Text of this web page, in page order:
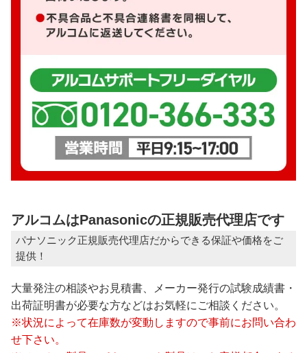
アルコムはPanasonicの正規販売代理店です
パナソニック正規販売代理店だからできる保証や価格をご
提供！
大量発注の相談やお見積書、メーカー発行の試験成績書・
出荷証明書が必要な方などはお気軽にご相談ください。
※状況によって在庫数が変動しますので事前にお問い合わ
せ下さい。